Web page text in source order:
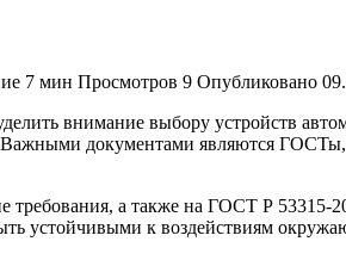
7 мин Просмотров 9 Опубликовано
внимание выбору устройств
документами являются
а также на ГОСТ Р
устойчивыми к воздействиям